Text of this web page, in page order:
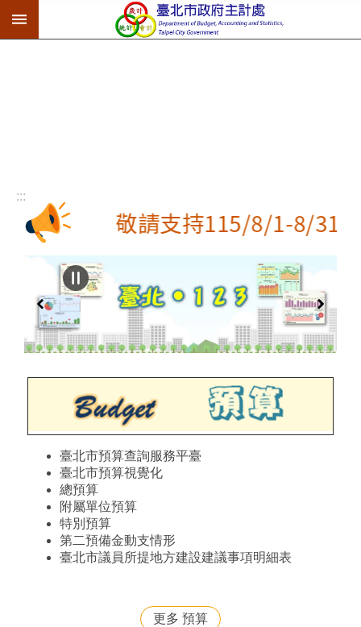
跳到主要內容區塊
:::
敬請支持115/8/1-8/31
臺北市預算查詢服務平臺
臺北市預算視覺化
總預算
附屬單位預算
特別預算
第二預備金動支情形
臺北市議員所提地方建設建議事項明細表
更多 預算